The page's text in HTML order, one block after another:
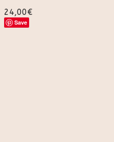
24,00€
Save